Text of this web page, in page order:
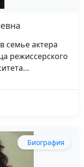
семье актера
режиссерского
Биография